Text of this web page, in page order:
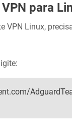
para
VPN Linux,